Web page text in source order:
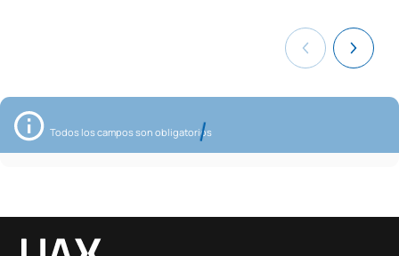
Todos los campos son obligatorios